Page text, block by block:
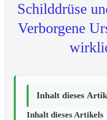
Schilddrüse
Verborgene
Inhalt dieses
Inhalt dieses Artikels